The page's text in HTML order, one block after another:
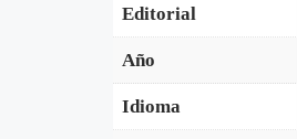
Editorial
Año
Idioma